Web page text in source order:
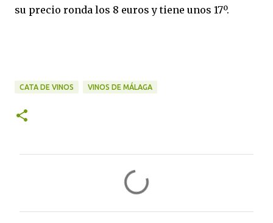
su precio ronda los 8 euros y tiene unos 17º.
CATA DE VINOS VINOS DE MÁLAGA